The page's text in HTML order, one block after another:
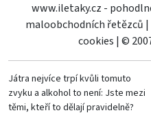
www.iletaky.cz -
maloobchodních řetězců |
cookies | ©
Játra nejvíce trpí kvůli tomuto
zvyku a alkohol to není: Jste mezi
těmi, kteří to dělají pravidelně?